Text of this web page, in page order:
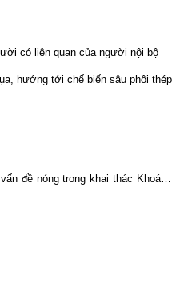
có liên quan của người nội bộ
hướng tới chế biến sâu phôi thép
đề nóng trong khai thác Khoáng
phục”